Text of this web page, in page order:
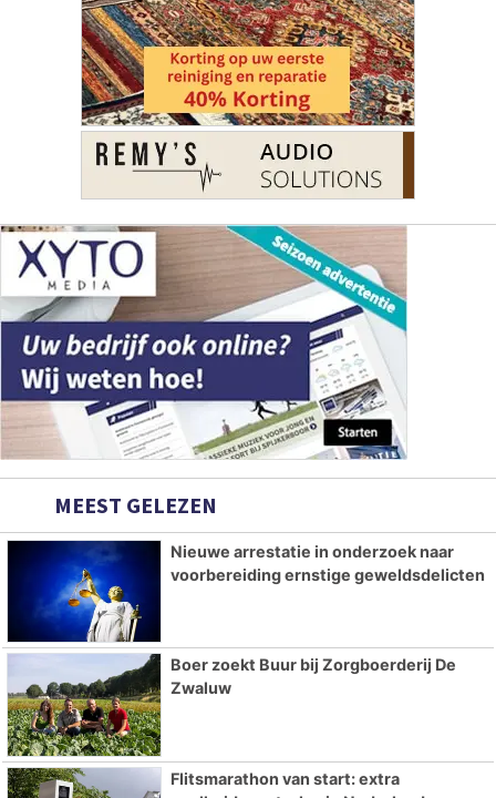
MEEST GELEZEN
Nieuwe arrestatie in onderzoek naar
voorbereiding ernstige geweldsdelicten
Boer zoekt Buur bij Zorgboerderij De
Zwaluw
Flitsmarathon van start: extra